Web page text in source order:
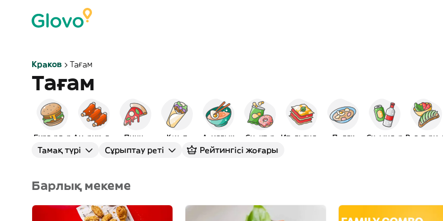
Краков Тағам
Тағам
Бургерлер Пицца Кәуап Азиялық Снэктер Поляк Сусындар
Тамақ түрі Сұрыптау реті Рейтингісі жоғары
Барлық мекеме